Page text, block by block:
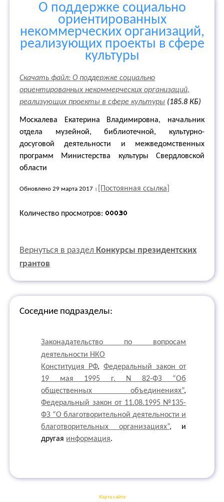
О поддержке социально
ориентированных
некоммерческих организаций,
реализующих проекты в сфере
культуры
Скачать файл: О поддержке социально
ориентированных некоммерческих организаций,
реализующих проекты в сфере культуры (185.8 КБ)
Москалева Екатерина Владимировна, начальник
отдела музейной, библиотечной, культурно-
досуговой деятельности и межведомственных
программ Министерства культуры Свердловской
области
Обновлено 29 марта 2017 [Постоянная ссылка]
Количество просмотров:
Вернуться в раздел Конкурсы президентских
грантов
Соседние подразделы:
Законадательство по вопросам
деятельности НКО
Конституция РФ, Федеральный закон от
19 мая 1995 г. N 82-ФЗ “Об
общественных объединениях”,
Федеральный закон от 11.08.1995 №135-
ФЗ “О благотворительной деятельности и
благотворительных организациях”, и
другая информация.
Карта сайта